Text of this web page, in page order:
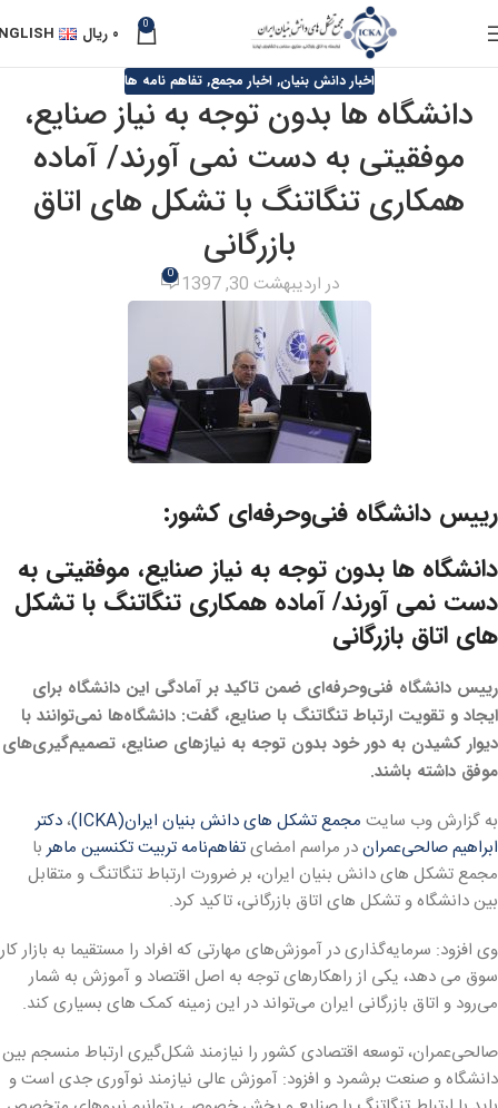
0 ۰ ریال
اخبار دانش بنیان,اخبار مجمع,تفاهم نامه ها
دانشگاه ها بدون توجه به نیاز صنایع،
موفقیتی به دست نمی آورند/ آماده
همکاری تنگاتنگ با تشکل های اتاق
بازرگانی
در اردیبهشت 30, 1397 0
رییس دانشگاه فنی‌وحرفه‌ای کشور:
دانشگاه ها بدون توجه به نیاز صنایع، موفقیتی به
دست نمی آورند/ آماده همکاری تنگاتنگ با تشکل
های اتاق بازرگانی
رییس دانشگاه فنی‌وحرفه‌ای ضمن تاکید بر آمادگی این دانشگاه برای
ایجاد و تقویت ارتباط تنگاتنگ با صنایع، گفت: دانشگاه‌ها نمی‌توانند با
دیوار کشیدن به دور خود بدون توجه به نیازهای صنایع، تصمیم‌گیری‌های
موفق داشته باشند.
به گزارش وب سایت مجمع تشکل های دانش بنیان ایران(ICKA) ،دکتر
ابراهیم صالحی‌عمراندر مراسم امضایتفاهم‌نامه‌ تربیت تکنسین ماهربا
مجمع تشکل های دانش بنیان ایران، بر ضرورت ارتباط تنگاتنگ و متقابل
بین دانشگاه‌ و تشکل های اتاق بازرگانی، تاکید کرد.
وی افزود: سرمایه‌گذاری در آموزش‌های مهارتی که افراد را مستقیما به بازار کار
سوق می دهد، یکی از راهکارهای توجه به اصل اقتصاد و آموزش به شمار
می‌رود و اتاق بازرگانی ایران می‌تواند در این زمینه کمک های بسیاری کند.
صالحی‌عمران، توسعه اقتصادی کشور را نیازمند شکل‌گیری ارتباط منسجم بین
دانشگاه و صنعت برشمرد و افزود: آموزش عالی نیازمند نوآوری جدی است و